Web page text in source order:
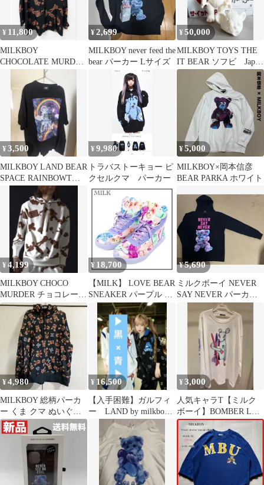
¥ 11,800
MILKBOY
CHOCOLATE MURDER
総柄シャツ ミルクボー
イ 長袖
¥2,699
MILKBOY never feed the
bear パーカー Lサイズ
¥50,000
MILKBOY TOYS THE
IT BEAR ソフビ Japan
Color
¥3,500
MILKBOY LAND BEAR
SPACE RAINBOWTシ
¥9,980
トラバストーキョー ピ
クセルクマ パーカー
¥5,000
MILKBOY×岡本信彦
BEAR PARKA ホワイト
¥4,199
MILKBOY CHOCO
MURDER チョコレート
パーカー クマ
¥ 18,700
【MILK】 LOVE BEAR
SNEAKER パープル ラ
ブベア スニーカー
¥5,690
ミルクボーイ NEVER
SAY NEVER パーカー
レアカラー
¥4,980
MILKBOY 総柄パーカ
ー くま クマ ぬいぐる
み テディベア 黒 ブラ
ック
¥ 16,500
【入手困難】ガルフィ
ー LAND by milkboy
コラボ セットアップ
¥3,000
人気キャラT【ミルク
ボーイ】BOMBER LS T
シャツ ボンバー 長袖ロ
ンT